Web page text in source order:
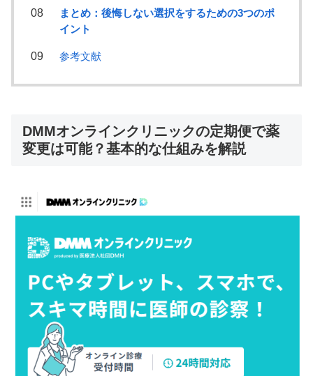
まとめ：後悔しない選択をするための3つのポ
イント
参考文献
DMMオンラインクリニックの定期便で薬
変更は可能？基本的な仕組みを解説